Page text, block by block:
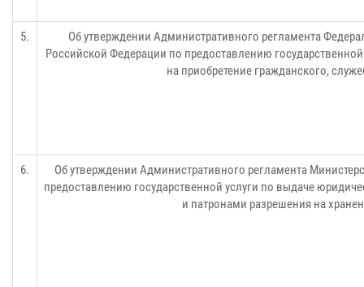
5.
Об утверждении Административного регламента
Российской Федерации по предоставлению
на приобретение гражданского,
6.
Об утверждении Административного регламента
предоставлению государственной услуги по выдаче
и патронами разрешения на